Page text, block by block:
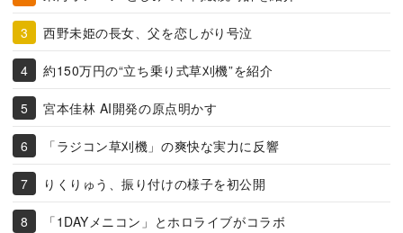
西野未姫の長女、父を恋しがり号泣
約150万円の“立ち乗り式草刈機”を紹介
宮本佳林 AI開発の原点明かす
「ラジコン草刈機」の爽快な実力に反響
りくりゅう、振り付けの様子を初公開
「1DAYメニコン」とホロライブがコラボ